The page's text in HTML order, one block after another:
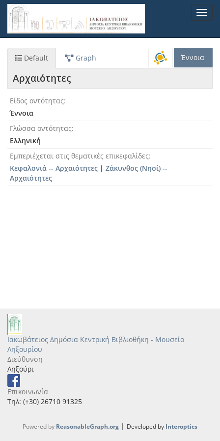
Παράκαμψη
προς
κυρίως
Default Graph Έννοια
Αρχαιότητες
Είδος οντότητας
Έννοια
Γλώσσα οντότητας
Ελληνική
Εμπεριέχεται στις θεματικές επικεφαλίδες
Κεφαλονιά -- Αρχαιότητες | Ζάκυνθος (Νησί) --
Αρχαιότητες
Ιακωβάτειος Δημόσια Κεντρική Βιβλιοθήκη - Μουσείο
Ληξουρίου
Διεύθυνση
Ληξούρι
Επικοινωνία
Τηλ: (+30) 26710 91325
Powered by ReasonableGraph.org | Developed by Interoptics